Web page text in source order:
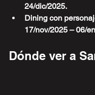
24/dic/2025.
Dining con
17/nov/2025 – 06/
Dónde ver a